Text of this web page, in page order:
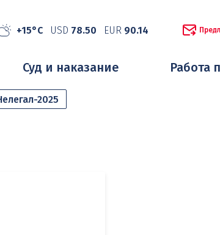
+15°C USD 78.50 EUR 90.14
Суд и наказание Работа
2025